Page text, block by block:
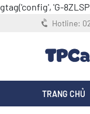
gtag('config', 'G-
Hotline:
TRANG CHỦ